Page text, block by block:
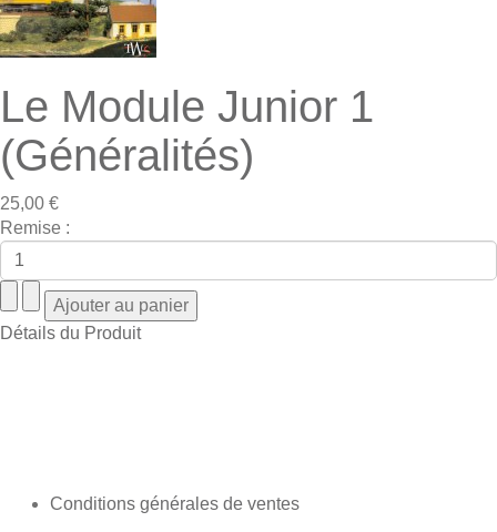
Le Module Junior 1
(Généralités)
25,00 €
Remise :
Détails du Produit
Conditions générales de ventes